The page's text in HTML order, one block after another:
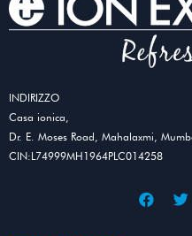
INDIRIZZO
Casa ionica,
Dr. E. Moses Road, Mahalaxmi,
CIN:L74999MH1964PLC014258